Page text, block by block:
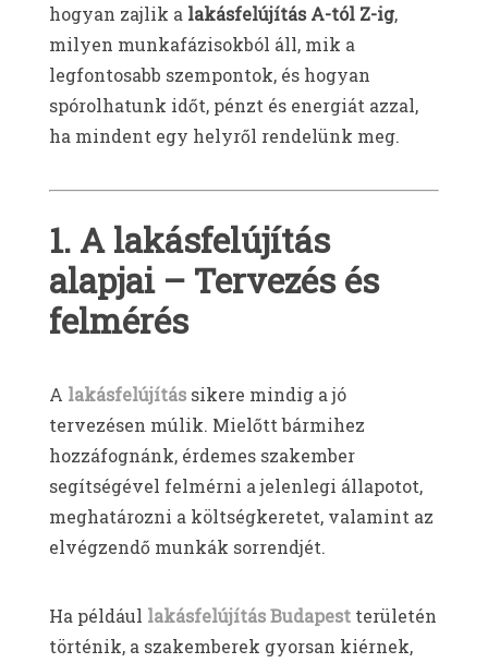
hogyan zajlik a lakásfelújítás A-tól Z-ig,
milyen munkafázisokból áll, mik a
legfontosabb szempontok, és hogyan
spórolhatunk időt, pénzt és energiát azzal,
ha mindent egy helyről rendelünk meg.
1. A lakásfelújítás
alapjai – Tervezés és
felmérés
A lakásfelújítás sikere mindig a jó
tervezésen múlik. Mielőtt bármihez
hozzáfognánk, érdemes szakember
segítségével felmérni a jelenlegi állapotot,
meghatározni a költségkeretet, valamint az
elvégzendő munkák sorrendjét.
Ha például lakásfelújítás Budapest területén
történik, a szakemberek gyorsan kiérnek,